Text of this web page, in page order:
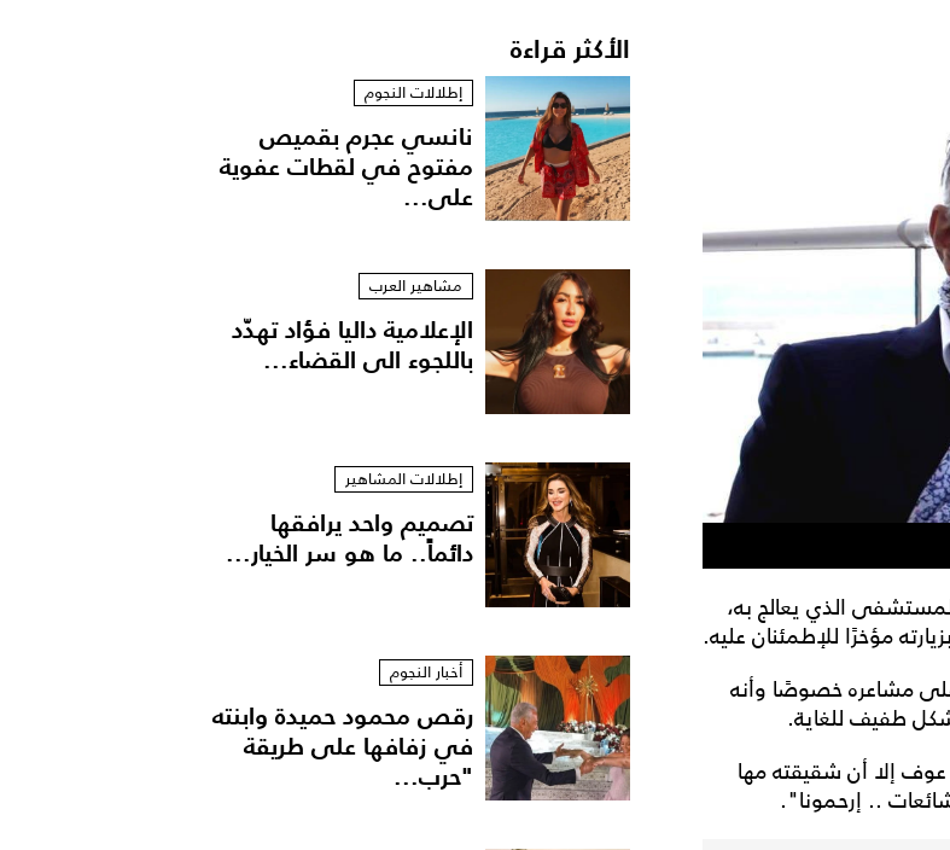
الذي يعالج به،
مؤخرًا للإطمئنان عليه.
مشاعره خصوصًا وأنه
طفيف للغاية.
عوف إلا أن شقيقته مها
.. إرحمونا".
الأكثر قراءة
إطلالات النجوم
نانسي عجرم بقميص
مفتوح في لقطات عفوية
على...
مشاهير العرب
الإعلامية داليا فؤاد تهدّد
باللجوء الى القضاء...
إطلالات المشاهير
تصميم واحد يرافقها
دائماً.. ما هو سر الخيار...
أخبار النجوم
رقص محمود حميدة وابنته
في زفافها على طريقة
"حرب...